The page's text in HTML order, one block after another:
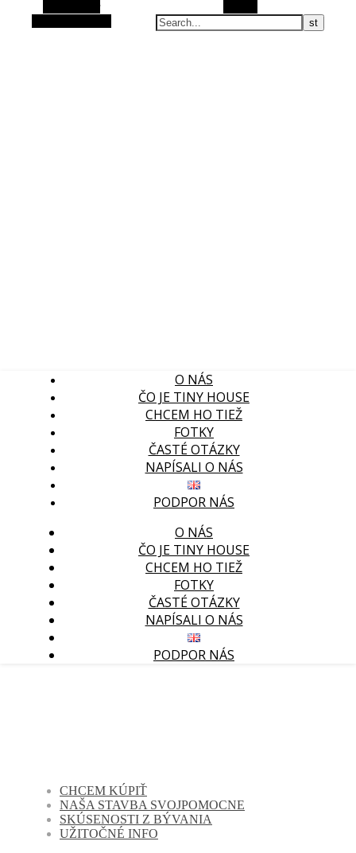
O NÁS
ČO JE TINY HOUSE
CHCEM HO TIEŽ
FOTKY
ČASTÉ OTÁZKY
NAPÍSALI O NÁS
PODPOR NÁS
O NÁS
ČO JE TINY HOUSE
CHCEM HO TIEŽ
FOTKY
ČASTÉ OTÁZKY
NAPÍSALI O NÁS
PODPOR NÁS
CHCEM KÚPIŤ
NAŠA STAVBA SVOJPOMOCNE
SKÚSENOSTI Z BÝVANIA
UŽITOČNÉ INFO